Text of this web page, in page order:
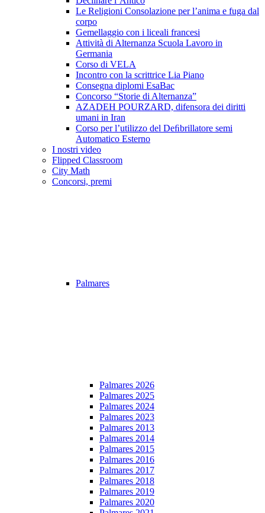
Le Religioni Consolazione per l’anima e fuga dal
corpo
Gemellaggio con i liceali francesi
Attività di Alternanza Scuola Lavoro in
Germania
Corso di VELA
Incontro con la scrittrice Lia Piano
Consegna diplomi EsaBac
Concorso “Storie di Alternanza”
AZADEH POURZARD, difensora dei diritti
umani in Iran
Corso per l’utilizzo del Deﬁbrillatore semi
Automatico Esterno
I nostri video
Flipped Classroom
City Math
Concorsi, premi
Palmares
Palmares 2026
Palmares 2025
Palmares 2024
Palmares 2023
Palmares 2013
Palmares 2014
Palmares 2015
Palmares 2016
Palmares 2017
Palmares 2018
Palmares 2019
Palmares 2020